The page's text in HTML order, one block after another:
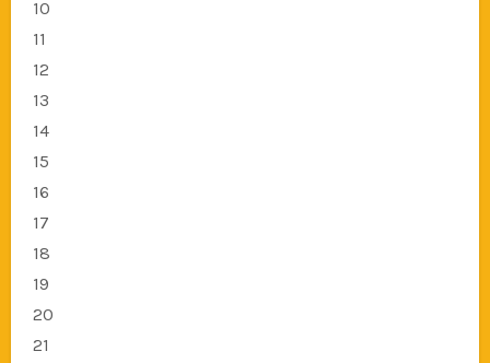
10
11
12
13
14
15
16
17
18
19
20
21